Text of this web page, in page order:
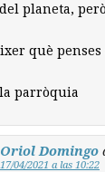
planeta,
què penses
parròquia
Oriol Domingo
17/04/2021 a las 10:22